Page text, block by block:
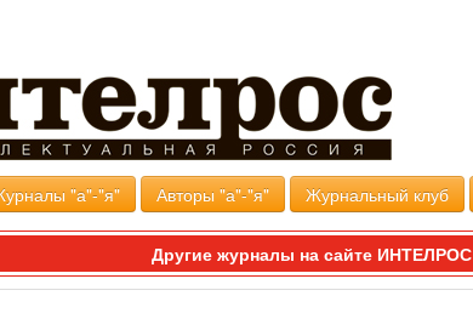
"а"-"я" Авторы "а"-"я" Журнальный клуб
Другие журналы на сайте ИНТЕЛРОС